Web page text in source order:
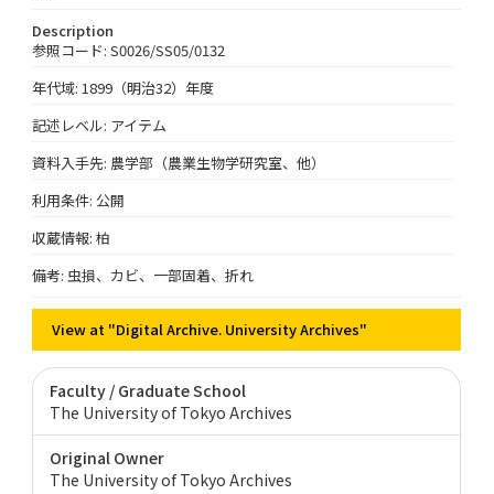
Description
参照コード: S0026/SS05/0132
年代域: 1899（明治32）年度
記述レベル: アイテム
資料入手先: 農学部（農業生物学研究室、他）
利用条件: 公開
収蔵情報: 柏
備考: 虫損、カビ、一部固着、折れ
View at "Digital Archive. University Archives"
Faculty / Graduate School
The University of Tokyo Archives
Original Owner
The University of Tokyo Archives